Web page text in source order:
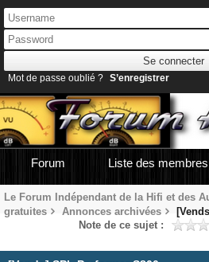
Mot de passe oublié ? S’enregistrer
Forum Liste des membres
Le Forum Indépendant de la Hifi et des
gratuites
Annonces archivées
Note de ce sujet :